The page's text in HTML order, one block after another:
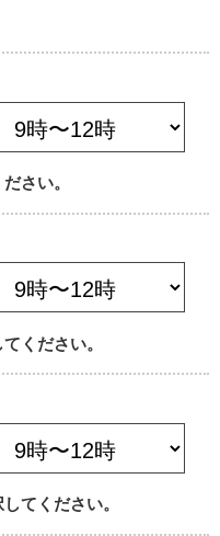
さい。
ください。
てください。